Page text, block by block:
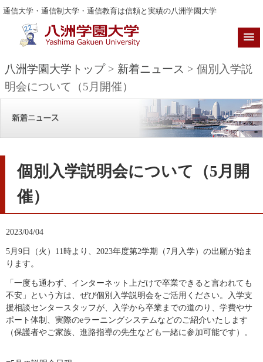
通信大学・通信制大学・通信教育は信頼と実績の八洲学園大学
八洲学園大学トップ> 新着ニュース > 個別入学説
明会について（5月開催）
個別入学説明会について（5月開
催）
2023/04/04
5月9日（火）11時より、2023年度第2学期（7月入学）の出願が始ま
ります。
「一度も通わず、インターネット上だけで卒業できると言われても
不安」という方は、ぜび個別入学説明会をご活用ください。入学支
援相談センタースタッフが、入学から卒業までの道のり、学費やサ
ポート体制、実際のeラーニングシステムなどのご紹介いたします
（保護者やご家族、進路指導の先生なども一緒に参加可能です）。